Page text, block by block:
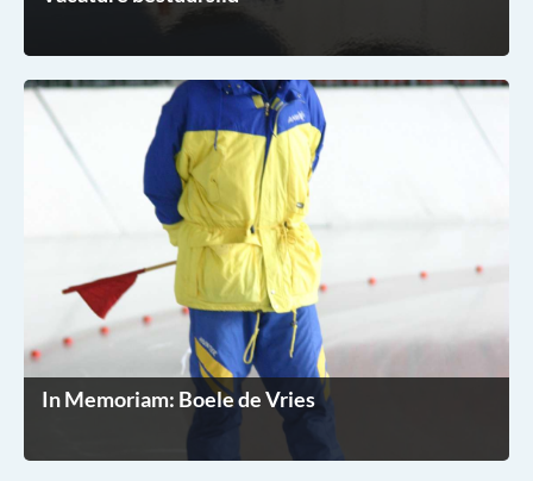
In Memoriam: Boele de Vries